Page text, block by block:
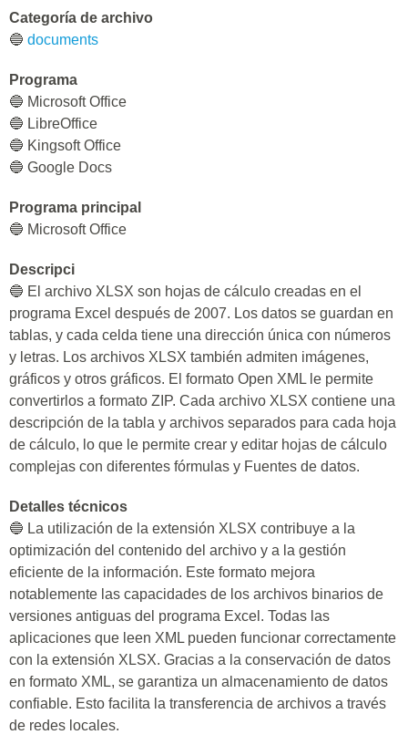
Categoría de archivo
🔵 documents
Programa
🔵 Microsoft Office
🔵 LibreOffice
🔵 Kingsoft Office
🔵 Google Docs
Programa principal
🔵 Microsoft Office
Descripci
🔵 El archivo XLSX son hojas de cálculo creadas en el
programa Excel después de 2007. Los datos se guardan en
tablas, y cada celda tiene una dirección única con números
y letras. Los archivos XLSX también admiten imágenes,
gráficos y otros gráficos. El formato Open XML le permite
convertirlos a formato ZIP. Cada archivo XLSX contiene una
descripción de la tabla y archivos separados para cada hoja
de cálculo, lo que le permite crear y editar hojas de cálculo
complejas con diferentes fórmulas y Fuentes de datos.
Detalles técnicos
🔵 La utilización de la extensión XLSX contribuye a la
optimización del contenido del archivo y a la gestión
eficiente de la información. Este formato mejora
notablemente las capacidades de los archivos binarios de
versiones antiguas del programa Excel. Todas las
aplicaciones que leen XML pueden funcionar correctamente
con la extensión XLSX. Gracias a la conservación de datos
en formato XML, se garantiza un almacenamiento de datos
confiable. Esto facilita la transferencia de archivos a través
de redes locales.